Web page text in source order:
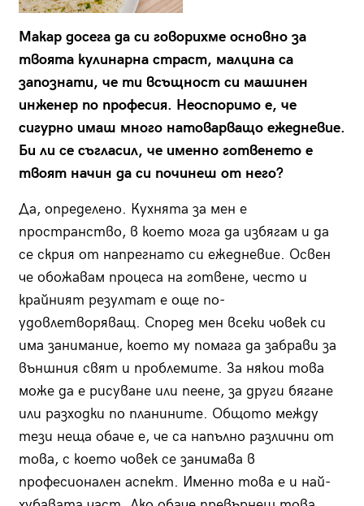
Макар досега да си говорихме основно за
твоята кулинарна страст, малцина са
запознати, че ти всъщност си машинен
инженер по професия. Неоспоримо е, че
сигурно имаш много натоварващо ежедневие.
Би ли се съгласил, че именно готвенето е
твоят начин да си починеш от него?
Да, определено. Кухнята за мен е
пространство, в което мога да избягам и да
се скрия от напрегнато си ежедневие. Освен
че обожавам процеса на готвене, често и
крайният резултат е още по-
удовлетворяващ. Според мен всеки човек си
има занимание, което му помага да забрави за
външния свят и проблемите. За някои това
може да е рисуване или пеене, за други бягане
или разходки по планините. Общото между
тези неща обаче е, че са напълно различни от
това, с което човек се занимава в
професионален аспект. Именно това е и най-